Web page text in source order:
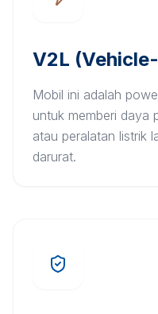
V2L
Mobil ini adalah
untuk memberi daya
atau peralatan listrik
darurat.